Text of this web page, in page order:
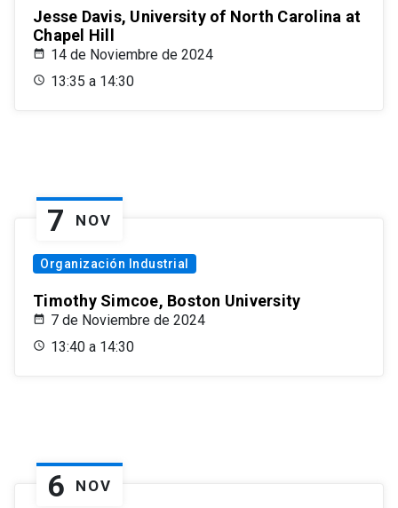
Jesse Davis, University of North Carolina at
Chapel Hill
14 de Noviembre de 2024
13:35 a 14:30
7 NOV
Organización Industrial
Timothy Simcoe, Boston University
7 de Noviembre de 2024
13:40 a 14:30
6 NOV